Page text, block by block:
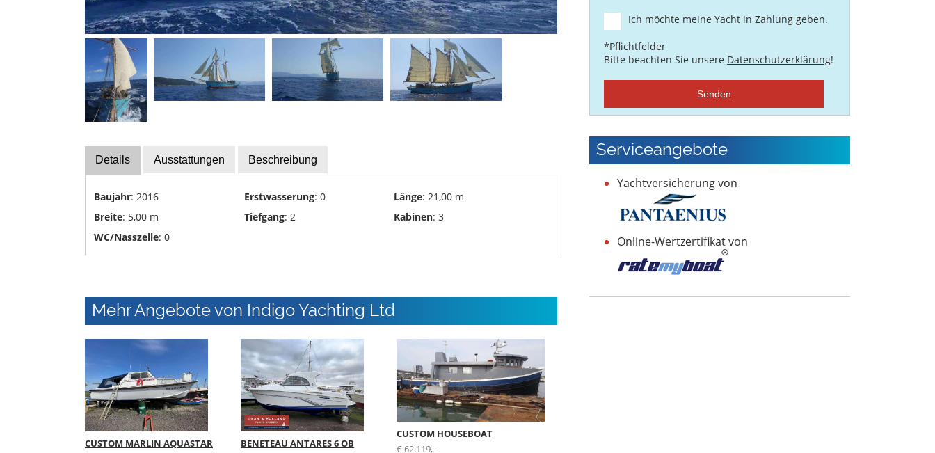
Sportbootschulen
Versicherungen
Yacht-
Recycling
Yachttransporte
Details Ausstattungen Beschreibung
Baujahr: 2016 Erstwasserung: 0 Länge: 21,00 m
Breite: 5,00 m Tiefgang: 2 Kabinen: 3
WC/Nasszelle: 0
Mehr Angebote von Indigo Yachting Ltd
CUSTOM MARLIN AQUASTAR
BENETEAU ANTARES 6 OB
CUSTOM HOUSEBOAT
€ 62.119,-
Ich möchte meine Yacht in Zahlung geben.
*Pflichtfelder
Bitte beachten Sie unsere Datenschutzerklärung!
Senden
Serviceangebote
Yachtversicherung von
Online-Wertzertifikat von